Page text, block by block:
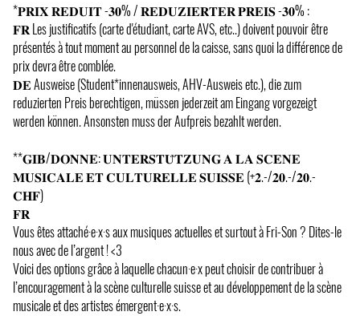
*𝐏𝐑𝐈𝐗 𝐑𝐄𝐃𝐔𝐈𝐓 -𝟑𝟎% / 𝐑𝐄𝐃𝐔𝐙𝐈𝐄𝐑𝐓𝐄𝐑 𝐏𝐑𝐄𝐈𝐒 -𝟑𝟎% :
𝐅𝐑 Les justificatifs (carte d'étudiant, carte AVS, etc..) doivent pouvoir être
présentés à tout moment au personnel de la caisse, sans quoi la différence de
prix devra être comblée.
𝐃𝐄 Ausweise (Student*innenausweis, AHV-Ausweis etc.), die zum
reduzierten Preis berechtigen, müssen jederzeit am Eingang vorgezeigt
werden können. Ansonsten muss der Aufpreis bezahlt werden.
**𝐆𝐈𝐁/𝐃𝐎𝐍𝐍𝐄: 𝐔𝐍𝐓𝐄𝐑𝐒𝐓𝐔̈𝐓𝐙𝐔𝐍𝐆 𝐀 𝐋𝐀 𝐒𝐂𝐄𝐍𝐄
𝐌𝐔𝐒𝐈𝐂𝐀𝐋𝐄 𝐄𝐓 𝐂𝐔𝐋𝐓𝐔𝐑𝐄𝐋𝐋𝐄 𝐒𝐔𝐈𝐒𝐒𝐄 (+𝟐.-/𝟐𝟎.-/𝟐𝟎.-
𝐂𝐇𝐅)
𝐅𝐑
Vous êtes attaché·e·x·s aux musiques actuelles et surtout à Fri-Son ? Dites-le
nous avec de l’argent ! <3
Voici des options grâce à laquelle chacun·e·x peut choisir de contribuer à
l’encouragement à la scène culturelle suisse et au développement de la scène
musicale et des artistes émergent·e·x·s.